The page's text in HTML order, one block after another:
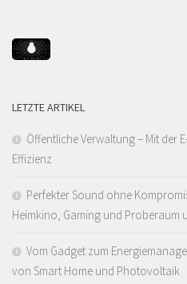
LETZTE ARTIKEL
Öffentliche Verwaltung – Mit der
Effizienz
Perfekter Sound ohne
Heimkino, Gaming und Proberaum
Vom Gadget zum
von Smart Home und Photovoltaik